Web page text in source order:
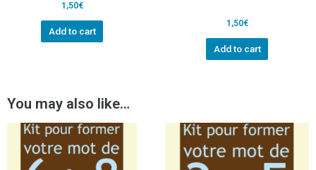
1,50€
Add to cart
1,50€
Add to cart
You may also like…